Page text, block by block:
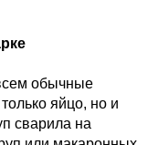
обычные
яйцо, но и
сварила на